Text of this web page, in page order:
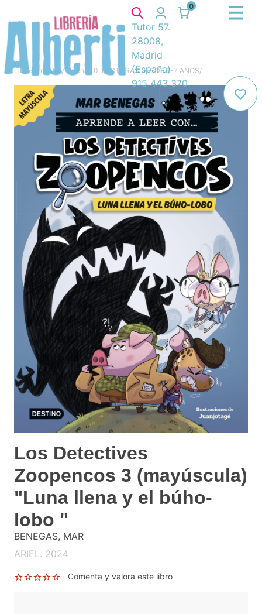
0
Tutor 57.
28008,
Madrid
(España)
915 443 370
Libros Infantil y juvenil 10. LECTURAS DESDE 6-7 AÑOS/
Los Detectives
Zoopencos 3 (mayúscula)
"Luna llena y el búho-
lobo "
BENEGAS, MAR
ARIEL. 2024
Comenta y valora este libro